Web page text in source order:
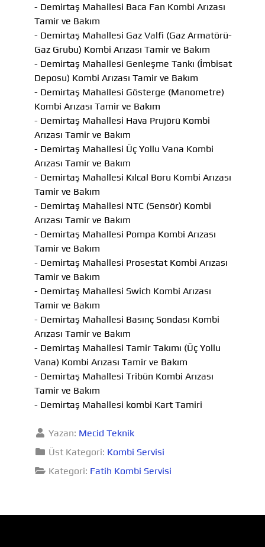
- Demirtaş Mahallesi Baca Fan Kombi Arızası
Tamir ve Bakım
- Demirtaş Mahallesi Gaz Valfi (Gaz Armatörü-
Gaz Grubu) Kombi Arızası Tamir ve Bakım
- Demirtaş Mahallesi Genleşme Tankı (İmbisat
Deposu) Kombi Arızası Tamir ve Bakım
- Demirtaş Mahallesi Gösterge (Manometre)
Kombi Arızası Tamir ve Bakım
- Demirtaş Mahallesi Hava Prujörü Kombi
Arızası Tamir ve Bakım
- Demirtaş Mahallesi Üç Yollu Vana Kombi
Arızası Tamir ve Bakım
- Demirtaş Mahallesi Kılcal Boru Kombi Arızası
Tamir ve Bakım
- Demirtaş Mahallesi NTC (Sensör) Kombi
Arızası Tamir ve Bakım
- Demirtaş Mahallesi Pompa Kombi Arızası
Tamir ve Bakım
- Demirtaş Mahallesi Prosestat Kombi Arızası
Tamir ve Bakım
- Demirtaş Mahallesi Swich Kombi Arızası
Tamir ve Bakım
- Demirtaş Mahallesi Basınç Sondası Kombi
Arızası Tamir ve Bakım
- Demirtaş Mahallesi Tamir Takımı (Üç Yollu
Vana) Kombi Arızası Tamir ve Bakım
- Demirtaş Mahallesi Tribün Kombi Arızası
Tamir ve Bakım
- Demirtaş Mahallesi kombi Kart Tamiri
Yazan: Mecid Teknik
Üst Kategori: Kombi Servisi
Kategori: Fatih Kombi Servisi